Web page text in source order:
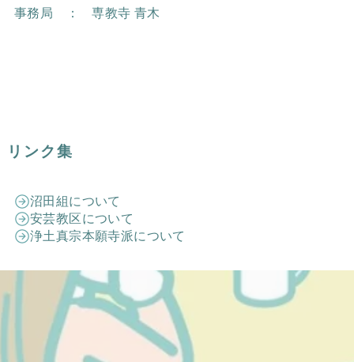
事務局 ： 専教寺 青木
リンク集
沼田組について
安芸教区について
浄土真宗本願寺派について